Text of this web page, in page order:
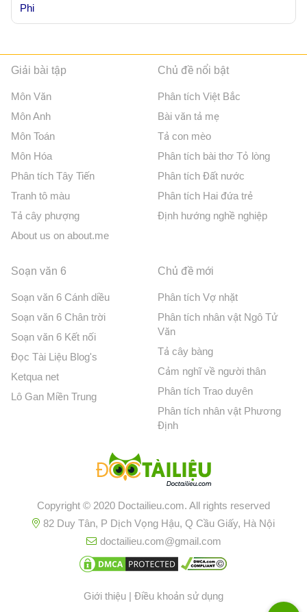
Phi
Giải bài tập
Môn Văn
Môn Anh
Môn Toán
Môn Hóa
Phân tích Tây Tiến
Tranh tô màu
Tả cây phượng
About us on about.me
Chủ đề nổi bật
Phân tích Việt Bắc
Bài văn tả mẹ
Tả con mèo
Phân tích bài thơ Tỏ lòng
Phân tích Đất nước
Phân tích Hai đứa trẻ
Định hướng nghề nghiệp
Soạn văn 6
Soạn văn 6 Cánh diều
Soạn văn 6 Chân trời
Soạn văn 6 Kết nối
Đọc Tài Liệu Blog's
Ketqua net
Lô Gan Miền Trung
Chủ đề mới
Phân tích Vợ nhặt
Phân tích nhân vật Ngô Tử
Văn
Tả cây bàng
Cảm nghĩ về người thân
Phân tích Trao duyên
Phân tích nhân vật Phương
Định
Copyright © 2020 Doctailieu.com. All rights reserved
82 Duy Tân, P Dịch Vọng Hậu, Q Cầu Giấy, Hà Nội
doctailieu.com@gmail.com
Giới thiệu | Điều khoản sử dụng